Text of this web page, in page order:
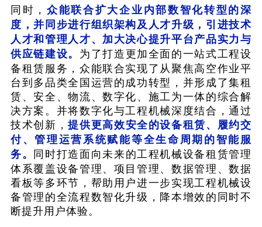
同时， 众能联合扩大企业内部数智化转型的深
度，并同步进行组织架构及人才升级，引进技术
人才和管理人才、加大决心提升平台产品实力与
供应链建设。 为了打造更加全面的一站式工程设
备租赁服务，众能联合实现了从聚焦高空作业平
台到多品类全国运营的成功转型，并形成了集租
赁、安全、物流、数字化、施工为一体的综合解
决方案。并将数字化与工程机械深度结合，通过
技术创新，提供更高效安全的设备租赁、履约交
付、管理运营系统赋能等全生命周期的智能服
务。 同时打造面向未来的工程机械设备租赁管理
体系覆盖设备管理、项目管理、数据管理、数据
看板等多环节，帮助用户进一步实现工程机械设
备管理的全流程数智化升级，降本增效的同时不
断提升用户体验。